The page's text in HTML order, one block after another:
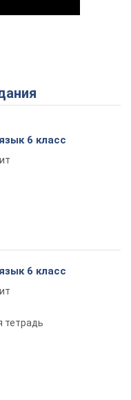
Video
6 класс
6 класс
тетрадь